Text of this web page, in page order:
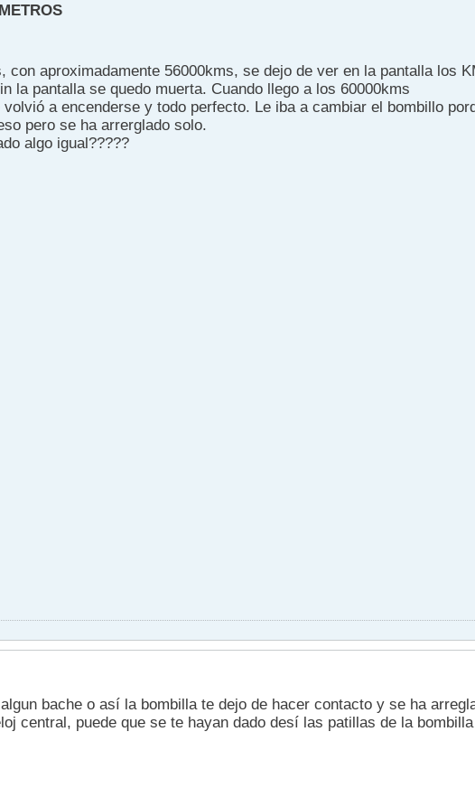
con aproximadamente 56000kms, se dejo de ver en la pantalla los
la pantalla se quedo muerta. Cuando llego a los 60000kms
a encenderse y todo perfecto. Le iba a cambiar el bombillo
pero se ha arrerglado solo.
algo igual?????
bache o así la bombilla te dejo de hacer contacto y se ha
central, puede que se te hayan dado desí las patillas de la